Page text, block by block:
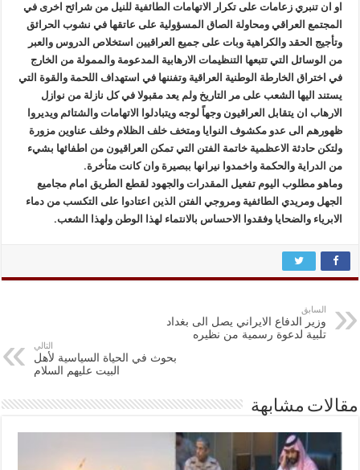
او ان تنبري زعامات على تكرار الاتهامات الطائفية للنيل من شرائح اخرى في
المجتمع العراقي ومحاولة الصاق المسؤولية على عاتقها في نشوب الحرائق
وتأجيج الحقد والكراهية وبات على جميع العراقيين استخلاص الدروس والعبر
من الوسائل التي تتبعها التنظيمات الارهابية المدعومة والممولة من الخارج
في اختراق الخارطة الوطنية العراقية وتفننها في استهداف اللحمة والقوة التي
يستند اليها الشعب على مر التاريخ ولم يعد مقبولا في كل نازلة من نوازل
الارهاب ان يتقابل العراقيون وجهاً لوجه ويتبادلوا الاتهامات والشتائم ويديروا
ظهورهم الى عدو مكشوف النوايا ومتخف خلف الظلام وخلف عناوين مزورة
ولتكن حادثة الاعظمية خاتمة الفتن التي تمكن العراقيون من اطفائها بشيء
من الدراية والحكمة واخمدوا نيرانها ببصيرة وان كانت متأخرة.
وماهو مطلوب اليوم تفعيل المقدرات والجهود لقطع الطريق امام مجاميع
الجهل ومريدي الطائفية ومروجي الفتن الذين اعتادوا على التكسب من دماء
الابرياء والضحايا وفقدوا الاحساس بالانتماء لهذا الوطن ولهذا الشعب.
السابق
وزیر الدفاع الایراني يصل الی بغداد
تلبیة لدعوة رسمیة من نظیره
التالي
بحوث في الحياة السياسية لأهل
البيت عليهم السلام
مقالات مشابهة